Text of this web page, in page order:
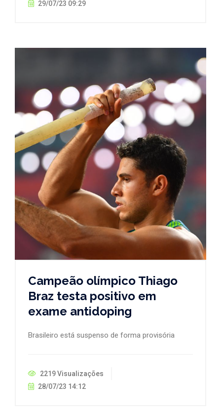
29/07/23 09:29
Campeão olímpico Thiago
Braz testa positivo em
exame antidoping
Brasileiro está suspenso de forma provisória
2219 Visualizações
28/07/23 14:12